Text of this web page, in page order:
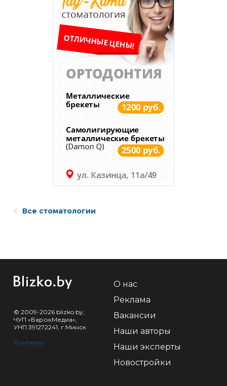
Все стоматологии
© 2009-2026 blizko.by,
ЧУП «БарокМедиа»,
УНП 391272241, г.Минск
Контакты
О нас
Реклама
Вакансии
Наши авторы
Наши эксперты
Новостройки